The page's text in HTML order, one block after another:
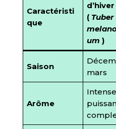
Caractéristi
que
d’hiver
( Tuber
um )
Saison
mars
Arôme